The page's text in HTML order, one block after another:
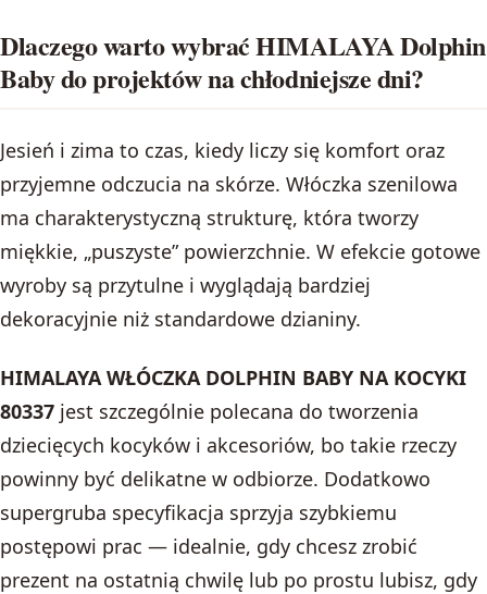
Dlaczego warto wybrać HIMALAYA Dolphin
Baby do projektów na chłodniejsze dni?
Jesień i zima to czas, kiedy liczy się komfort oraz
przyjemne odczucia na skórze. Włóczka szenilowa
ma charakterystyczną strukturę, która tworzy
miękkie, „puszyste” powierzchnie. W efekcie gotowe
wyroby są przytulne i wyglądają bardziej
dekoracyjnie niż standardowe dzianiny.
HIMALAYA WŁÓCZKA DOLPHIN BABY NA KOCYKI
80337 jest szczególnie polecana do tworzenia
dziecięcych kocyków i akcesoriów, bo takie rzeczy
powinny być delikatne w odbiorze. Dodatkowo
supergruba specyfikacja sprzyja szybkiemu
postępowi prac — idealnie, gdy chcesz zrobić
prezent na ostatnią chwilę lub po prostu lubisz, gdy